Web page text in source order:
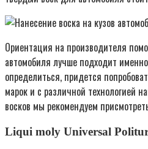
Ориентация на производителя
автомобиля лучше подходит
определиться, придется
марок и с различной технологией
восков мы рекомендуем
Liqui moly Universal